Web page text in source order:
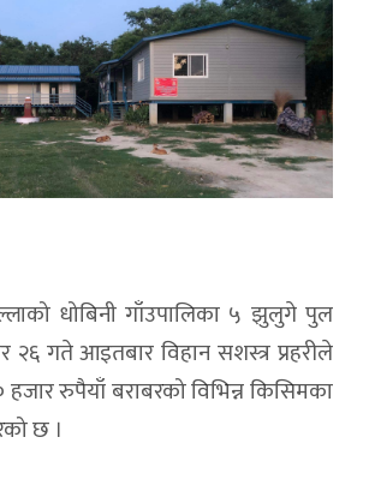
धोबिनी गाँउपालिका ५ झुलुगे पुल
गते आइतबार विहान सशस्त्र प्रहरीले
रुपैयाँ बराबरको विभिन्न किसिमका
छ ।